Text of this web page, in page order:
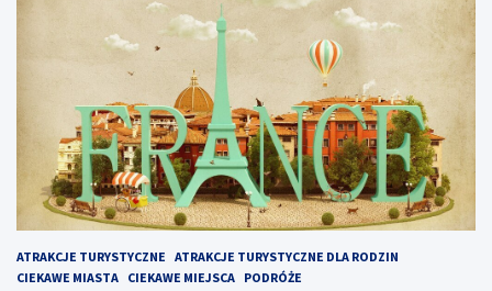
ATRAKCJE TURYSTYCZNE ATRAKCJE TURYSTYCZNE DLA RODZIN
CIEKAWE MIASTA CIEKAWE MIEJSCA PODRÓŻE